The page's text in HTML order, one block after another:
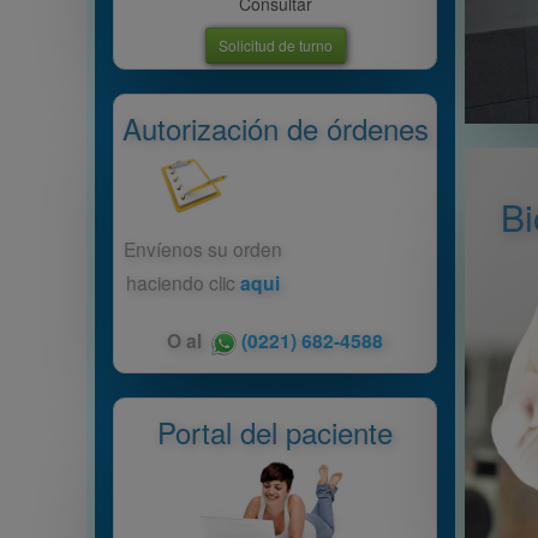
Solicitud de turno
Autorización de órdenes
Envíenos su orden
haciendo clic aqui
O al (0221) 682-4588
Portal del paciente